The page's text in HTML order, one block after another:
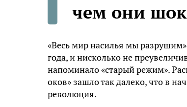
чем они
«Весь мир насилья мы
года, и нисколько не
напоминало «старый режим».
оков» зашло так далеко, что в
революция.